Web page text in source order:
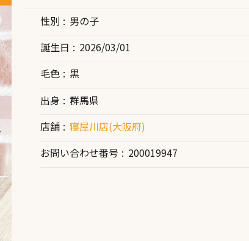
性別
男の子
誕生日
2026/03/01
毛色
黒
出身
群馬県
店舗
寝屋川店(大阪府)
お問い合わせ番号
200019947